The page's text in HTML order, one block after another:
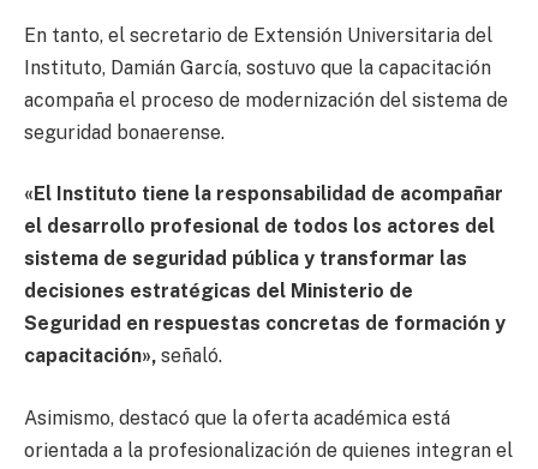
En tanto, el secretario de Extensión Universitaria del
Instituto, Damián García, sostuvo que la capacitación
acompaña el proceso de modernización del sistema de
seguridad bonaerense.
«El Instituto tiene la responsabilidad de acompañar
el desarrollo profesional de todos los actores del
sistema de seguridad pública y transformar las
decisiones estratégicas del Ministerio de
Seguridad en respuestas concretas de formación y
capacitación», señaló.
Asimismo, destacó que la oferta académica está
orientada a la profesionalización de quienes integran el